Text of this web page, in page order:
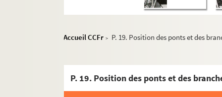
Accueil CCFr > P. 19. Position des ponts et des